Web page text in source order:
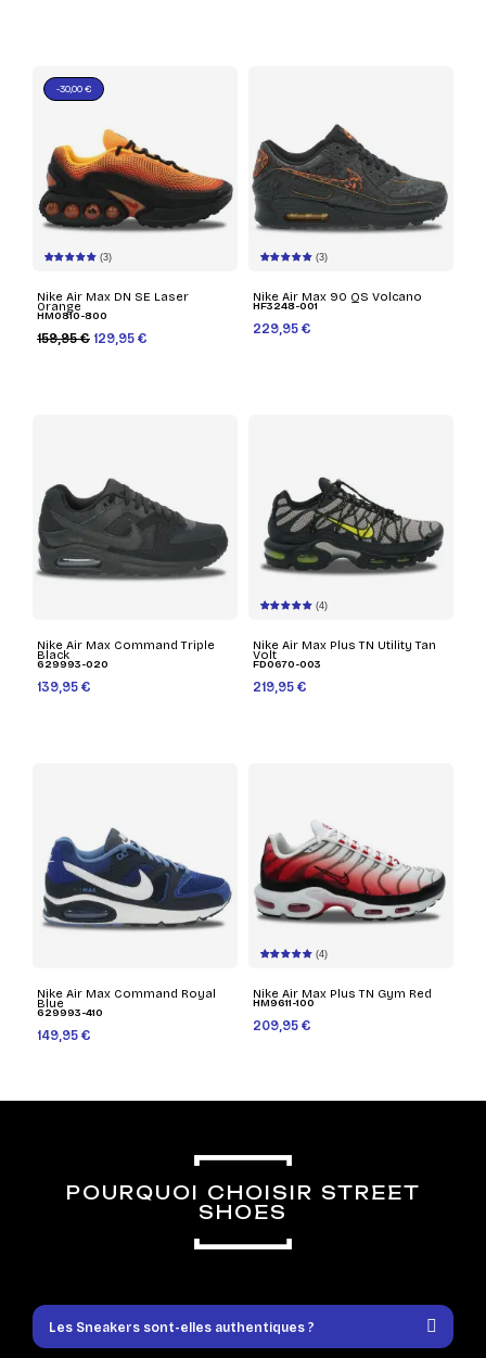
(3)
Nike Air Max DN SE Laser
Orange
HM0810-800
159,95 € 129,95 €
-30,00 €
(3)
Nike Air Max 90 QS Volcano
HF3248-001
229,95 €
Nike Air Max Command Triple
Black
629993-020
139,95 €
(4)
Nike Air Max Plus TN Utility Tan
Volt
FD0670-003
219,95 €
Nike Air Max Command Royal
Blue
629993-410
149,95 €
(4)
Nike Air Max Plus TN Gym Red
HM9611-100
209,95 €
POURQUOI CHOISIR STREET
SHOES
Les Sneakers sont-elles authentiques ?